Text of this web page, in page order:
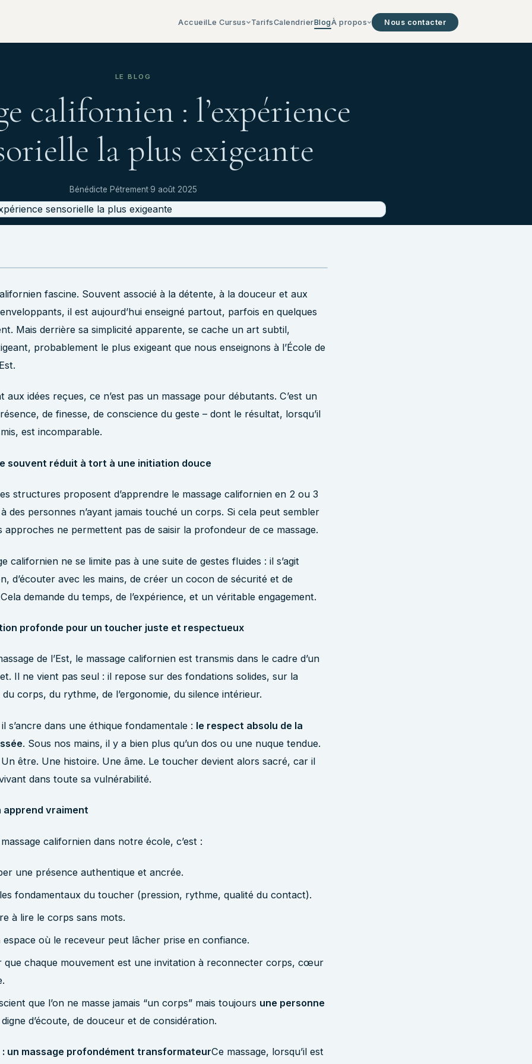
AccueilLe Cursus TarifsCalendrierBlogÀ propos Nous contacter
LE BLOG
californien : l’expérience
la plus exigeante
Bénédicte Pétrement·9 août 2025
fascine. Souvent associé à la détente, à la douceur et aux
il est aujourd’hui enseigné partout, parfois en quelques
Mais derrière sa simplicité apparente, se cache un art subtil,
probablement le plus exigeant que nous enseignons à l’École de
aux idées reçues, ce n’est pas un massage pour débutants. C’est un
de finesse, de conscience du geste – dont le résultat, lorsqu’il
est incomparable.
souvent réduit à tort à une initiation douce
structures proposent d’apprendre le massage californien en 2 ou 3
des personnes n’ayant jamais touché un corps. Si cela peut sembler
approches ne permettent pas de saisir la profondeur de ce massage.
californien ne se limite pas à une suite de gestes fluides : il s’agit
d’écouter avec les mains, de créer un cocon de sécurité et de
demande du temps, de l’expérience, et un véritable engagement.
profonde pour un toucher juste et respectueux
de l’Est, le massage californien est transmis dans le cadre d’un
Il ne vient pas seul : il repose sur des fondations solides, sur la
corps, du rythme, de l’ergonomie, du silence intérieur.
s’ancre dans une éthique fondamentale : le respect absolu de la
. Sous nos mains, il y a bien plus qu’un dos ou une nuque tendue.
être. Une histoire. Une âme. Le toucher devient alors sacré, car il
dans toute sa vulnérabilité.
apprend vraiment
californien dans notre école, c’est :
une présence authentique et ancrée.
fondamentaux du toucher (pression, rythme, qualité du contact).
à lire le corps sans mots.
où le receveur peut lâcher prise en confiance.
que chaque mouvement est une invitation à reconnecter corps, cœur
que l’on ne masse jamais “un corps” mais toujours une personne
d’écoute, de douceur et de considération.
: un massage profondément transformateurCe massage, lorsqu’il est